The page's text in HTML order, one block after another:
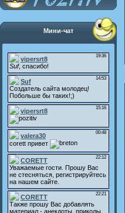
Мини-чат